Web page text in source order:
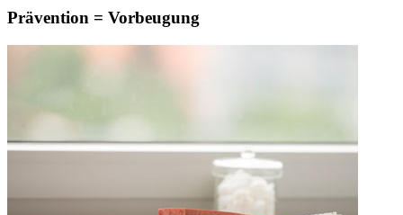
Prävention = Vorbeugung